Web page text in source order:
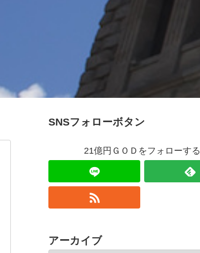
SNSフォローボタン
21億円ＧＯＤをフォローする
アーカイブ